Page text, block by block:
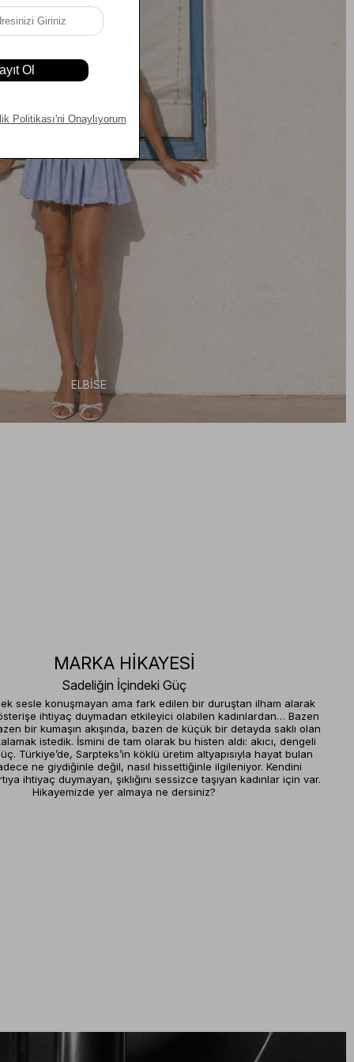
ELBİSE
MARKA HİKAYESİ
Sadeliğin İçindeki Güç
sesle konuşmayan ama fark edilen bir duruştan ilham alarak
ihtiyaç duymadan etkileyici olabilen kadınlardan… Bazen
bir kumaşın akışında, bazen de küçük bir detayda saklı olan
istedik. İsmini de tam olarak bu histen aldı: akıcı, dengeli
Türkiye’de, Sarpteks’in köklü üretim altyapısıyla hayat bulan
ne giydiğinle değil, nasıl hissettiğinle ilgileniyor. Kendini
ihtiyaç duymayan, şıklığını sessizce taşıyan kadınlar için var.
Hikayemizde yer almaya ne dersiniz?